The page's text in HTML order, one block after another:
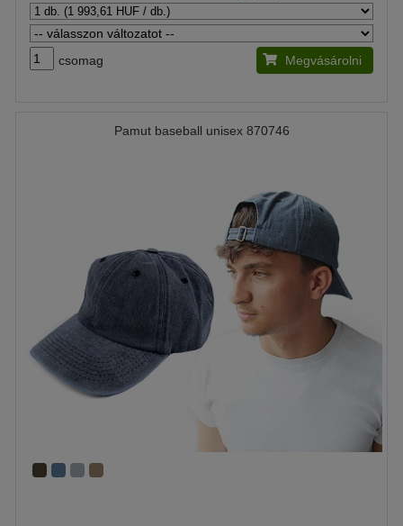
csomag Megvásárolni
Pamut baseball unisex 870746